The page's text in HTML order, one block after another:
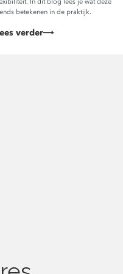
betekenen in de praktijk.
verder